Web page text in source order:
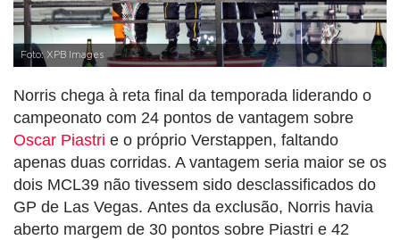
Foto: XPB Images
Norris chega à reta final da temporada liderando o
campeonato com 24 pontos de vantagem sobre
Oscar Piastri e o próprio Verstappen, faltando
apenas duas corridas. A vantagem seria maior se os
dois MCL39 não tivessem sido desclassificados do
GP de Las Vegas. Antes da exclusão, Norris havia
aberto margem de 30 pontos sobre Piastri e 42